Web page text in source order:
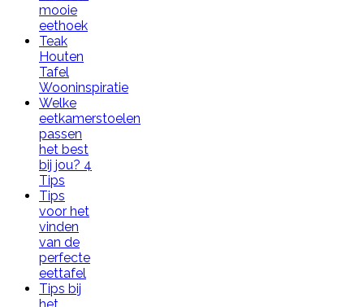
mooie
eethoek
Teak
Houten
Tafel
Wooninspiratie
Welke
eetkamerstoelen
passen
het best
bij jou? 4
Tips
Tips
voor het
vinden
van de
perfecte
eettafel
Tips bij